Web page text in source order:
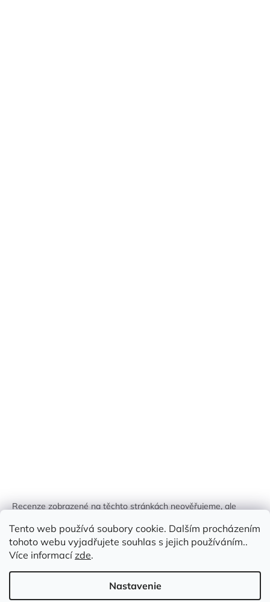
Tento web používá soubory cookie. Dalším procházením
tohoto webu vyjadřujete souhlas s jejich používáním..
Více informacízde.
Nastavenie
Recenze zobrazené na těchto stránkách neověřujeme, ale
identifikován.
Vytvoril Shoptet